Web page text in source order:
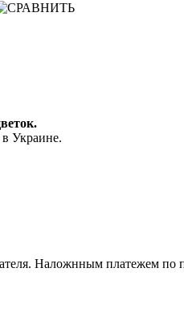
в Украине.
Наложнным платежем по